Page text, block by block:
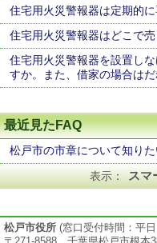
住宅用火災警報器は定期的
住宅用火災警報器はどこで売
住宅用火災警報器を設置し
すか。また、借家の場合は
最近見たFAQ
松戸市の市章について知りた
表示： スマ
松戸市役所 (窓口受付時間：平